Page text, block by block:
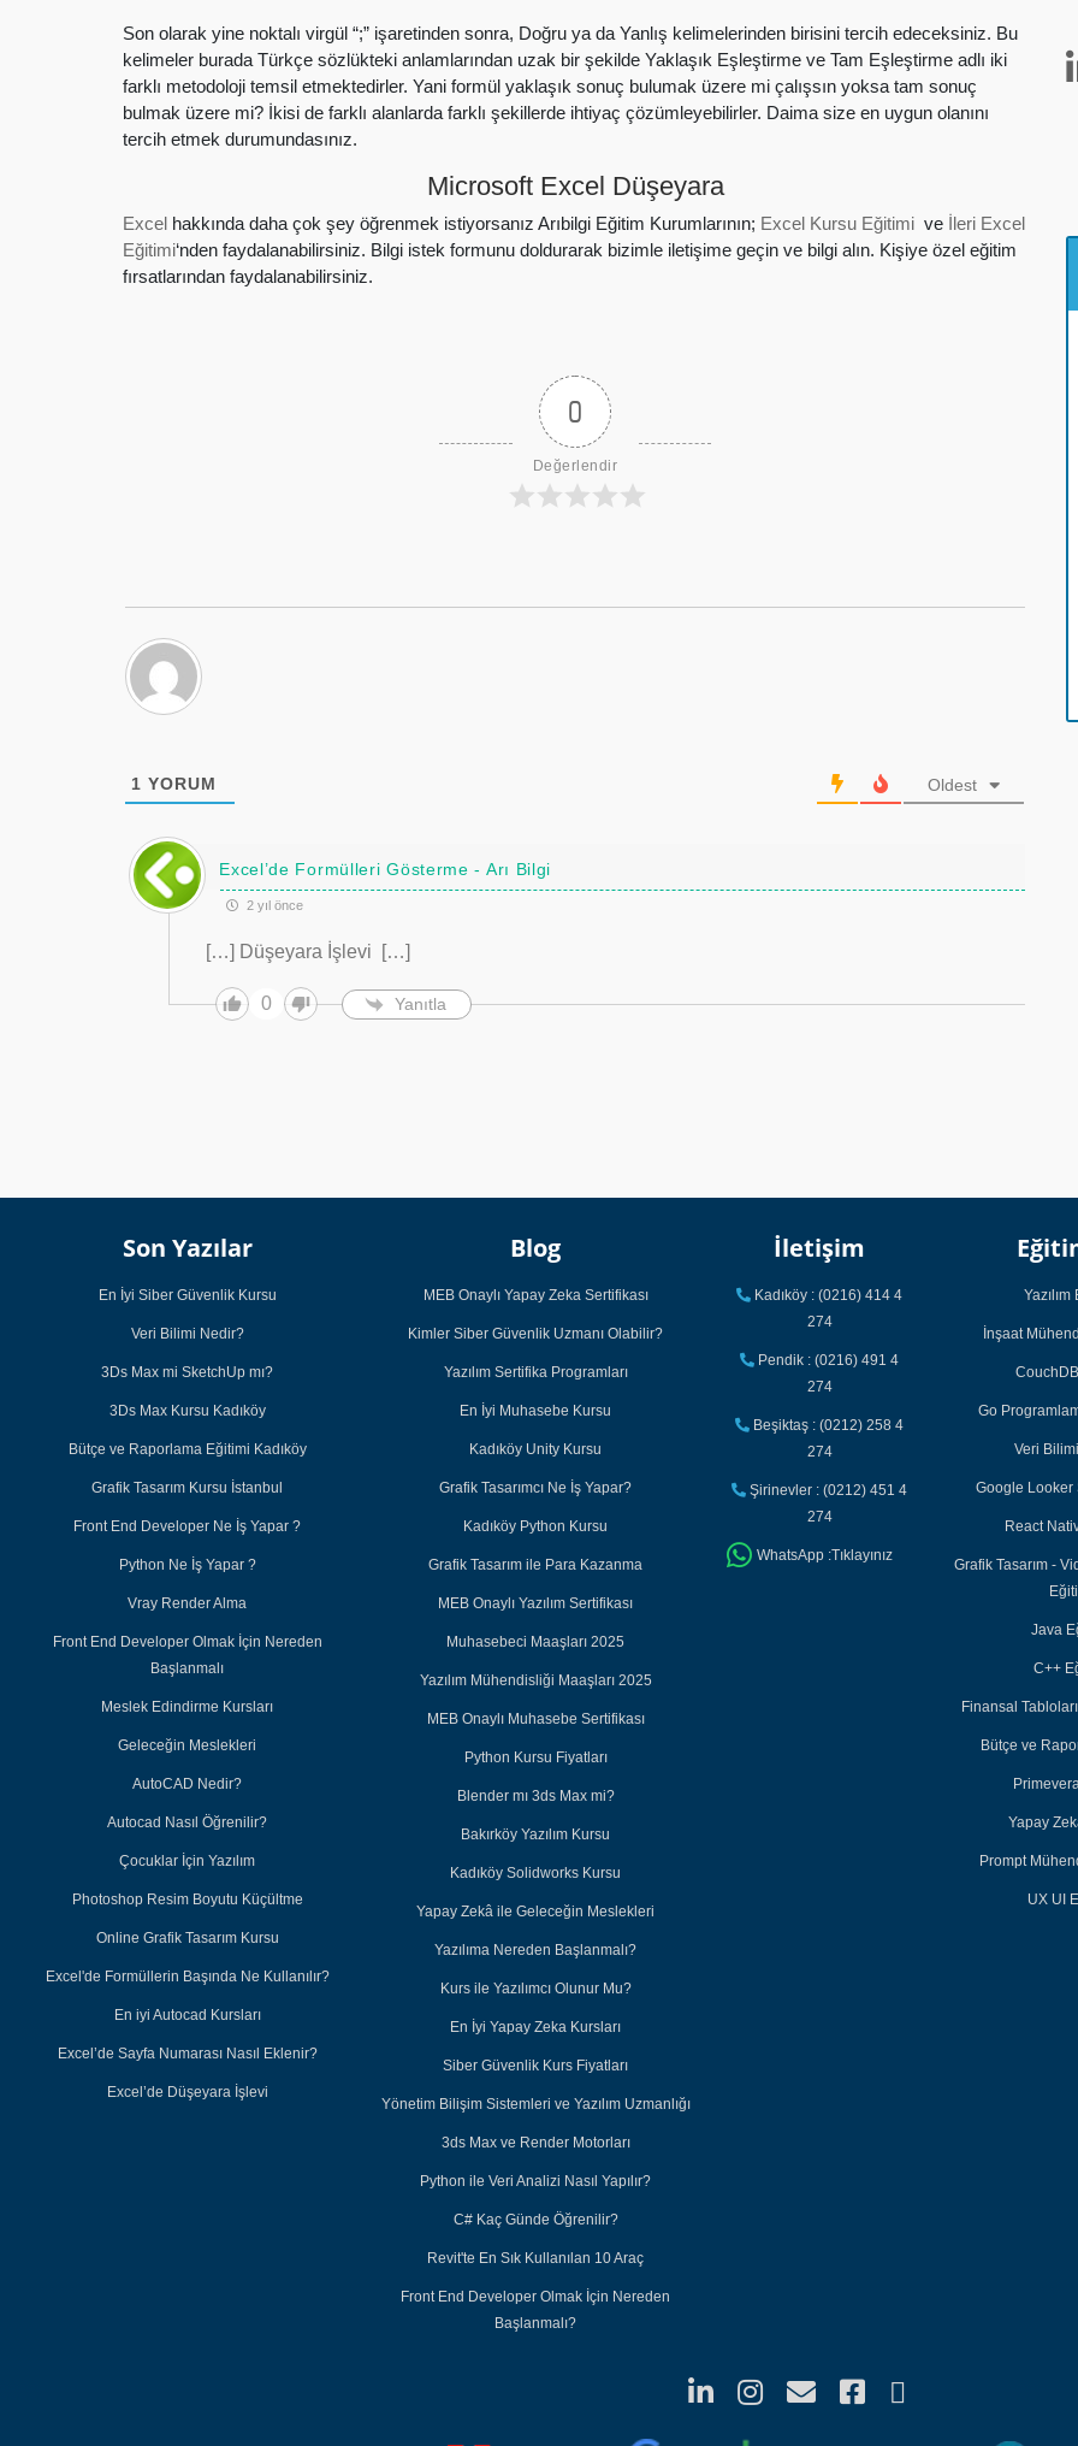
Son olarak yine noktalı virgül “;” işaretinden sonra, Doğru ya da Yanlış kelimelerinden birisini tercih edeceksiniz. Bu
kelimeler burada Türkçe sözlükteki anlamlarından uzak bir şekilde Yaklaşık Eşleştirme ve Tam Eşleştirme adlı iki
farklı metodoloji temsil etmektedirler. Yani formül yaklaşık sonuç bulumak üzere mi çalışsın yoksa tam sonuç
bulmak üzere mi? İkisi de farklı alanlarda farklı şekillerde ihtiyaç çözümleyebilirler. Daima size en uygun olanını
tercih etmek durumundasınız.
Microsoft Excel Düşeyara
Excel hakkında daha çok şey öğrenmek istiyorsanız Arıbilgi Eğitim Kurumlarının; Excel Kursu Eğitimi ve İleri Excel
Eğitimi‘nden faydalanabilirsiniz. Bilgi istek formunu doldurarak bizimle iletişime geçin ve bilgi alın. Kişiye özel eğitim
fırsatlarından faydalanabilirsiniz.
0
Değerlendir
1 YORUM Oldest
Excel’de Formülleri Gösterme - Arı Bilgi
2 yıl önce
[…] Düşeyara İşlevi […]
0 Yanıtla
Son Yazılar
En İyi Siber Güvenlik Kursu
Veri Bilimi Nedir?
3Ds Max mi SketchUp mı?
3Ds Max Kursu Kadıköy
Bütçe ve Raporlama Eğitimi Kadıköy
Grafik Tasarım Kursu İstanbul
Front End Developer Ne İş Yapar ?
Python Ne İş Yapar ?
Vray Render Alma
Front End Developer Olmak İçin Nereden
Başlanmalı
Meslek Edindirme Kursları
Geleceğin Meslekleri
AutoCAD Nedir?
Autocad Nasıl Öğrenilir?
Çocuklar İçin Yazılım
Photoshop Resim Boyutu Küçültme
Online Grafik Tasarım Kursu
Excel'de Formüllerin Başında Ne Kullanılır?
En iyi Autocad Kursları
Excel’de Sayfa Numarası Nasıl Eklenir?
Excel’de Düşeyara İşlevi
Blog
MEB Onaylı Yapay Zeka Sertifikası
Kimler Siber Güvenlik Uzmanı Olabilir?
Yazılım Sertifika Programları
En İyi Muhasebe Kursu
Kadıköy Unity Kursu
Grafik Tasarımcı Ne İş Yapar?
Kadıköy Python Kursu
Grafik Tasarım ile Para Kazanma
MEB Onaylı Yazılım Sertifikası
Muhasebeci Maaşları 2025
Yazılım Mühendisliği Maaşları 2025
MEB Onaylı Muhasebe Sertifikası
Python Kursu Fiyatları
Blender mı 3ds Max mi?
Bakırköy Yazılım Kursu
Kadıköy Solidworks Kursu
Yapay Zekâ ile Geleceğin Meslekleri
Yazılıma Nereden Başlanmalı?
Kurs ile Yazılımcı Olunur Mu?
En İyi Yapay Zeka Kursları
Siber Güvenlik Kurs Fiyatları
Yönetim Bilişim Sistemleri ve Yazılım Uzmanlığı
3ds Max ve Render Motorları
Python ile Veri Analizi Nasıl Yapılır?
C# Kaç Günde Öğrenilir?
Revit'te En Sık Kullanılan 10 Araç
Front End Developer Olmak İçin Nereden
Başlanmalı?
İletişim
Kadıköy : (0216) 414 4
274
Pendik : (0216) 491 4
274
Beşiktaş : (0212) 258 4
274
Şirinevler : (0212) 451 4
274
WhatsApp :Tıklayınız
İnşaat
Go
Veri
Google Looker
React
Grafik Tasarım -
Java
C++
Finansal
Bütçe ve
Yapay
Prompt
UX UI